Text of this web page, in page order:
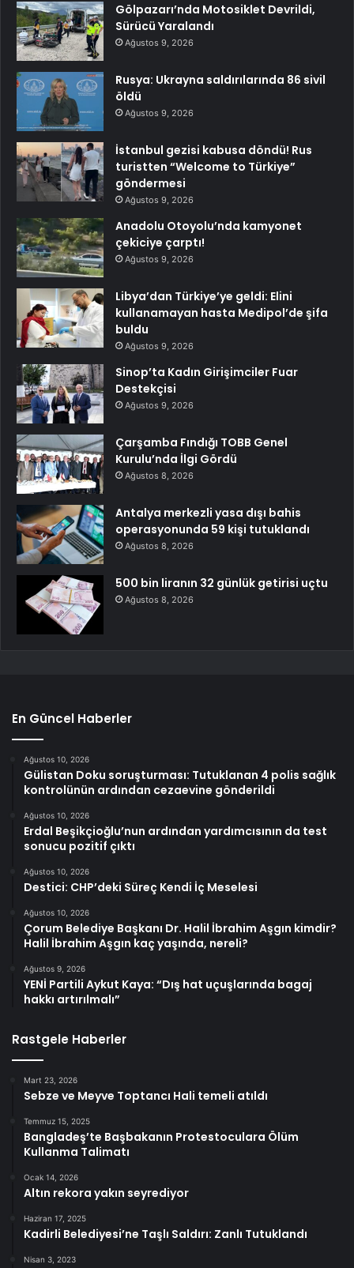
Gölpazarı’nda Motosiklet Devrildi,
Sürücü Yaralandı
Ağustos 9, 2026
Rusya: Ukrayna saldırılarında 86 sivil
öldü
Ağustos 9, 2026
İstanbul gezisi kabusa döndü! Rus
turistten “Welcome to Türkiye”
göndermesi
Ağustos 9, 2026
Anadolu Otoyolu’nda kamyonet
çekiciye çarptı!
Ağustos 9, 2026
Libya’dan Türkiye’ye geldi: Elini
kullanamayan hasta Medipol’de şifa
buldu
Ağustos 9, 2026
Sinop’ta Kadın Girişimciler Fuar
Destekçisi
Ağustos 9, 2026
Çarşamba Fındığı TOBB Genel
Kurulu’nda İlgi Gördü
Ağustos 8, 2026
Antalya merkezli yasa dışı bahis
operasyonunda 59 kişi tutuklandı
Ağustos 8, 2026
500 bin liranın 32 günlük getirisi uçtu
Ağustos 8, 2026
En Güncel Haberler
Ağustos 10, 2026
Gülistan Doku soruşturması: Tutuklanan 4 polis sağlık
kontrolünün ardından cezaevine gönderildi
Ağustos 10, 2026
Erdal Beşikçioğlu’nun ardından yardımcısının da test
sonucu pozitif çıktı
Ağustos 10, 2026
Destici: CHP’deki Süreç Kendi İç Meselesi
Ağustos 10, 2026
Çorum Belediye Başkanı Dr. Halil İbrahim Aşgın kimdir?
Halil İbrahim Aşgın kaç yaşında, nereli?
Ağustos 9, 2026
YENİ Partili Aykut Kaya: “Dış hat uçuşlarında bagaj
hakkı artırılmalı”
Rastgele Haberler
Mart 23, 2026
Sebze ve Meyve Toptancı Hali temeli atıldı
Temmuz 15, 2025
Bangladeş’te Başbakanın Protestoculara Ölüm
Kullanma Talimatı
Ocak 14, 2026
Altın rekora yakın seyrediyor
Haziran 17, 2025
Kadirli Belediyesi’ne Taşlı Saldırı: Zanlı Tutuklandı
Nisan 3, 2023